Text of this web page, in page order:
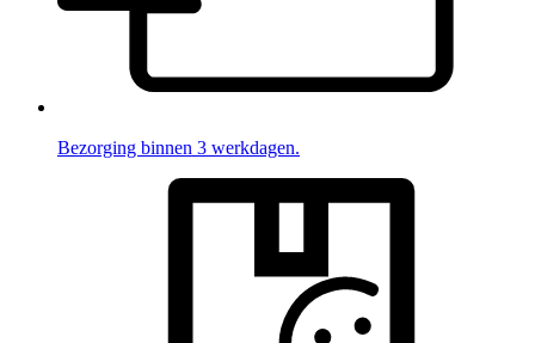
Bezorging binnen 3 werkdagen.